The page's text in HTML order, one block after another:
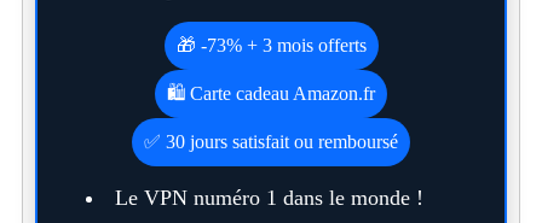
🎁 -73% + 3 mois offerts
🛍️ Carte cadeau Amazon.fr
✅ 30 jours satisfait ou remboursé
Le VPN numéro 1 dans le monde !